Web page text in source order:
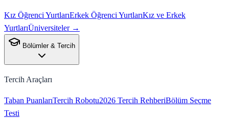
Kız Öğrenci YurtlarıErkek Öğrenci YurtlarıKız ve Erkek
YurtlarıÜniversiteler →
Bölümler & Tercih
Tercih Araçları
Taban PuanlarıTercih Robotu2026 Tercih RehberiBölüm Seçme
Testi